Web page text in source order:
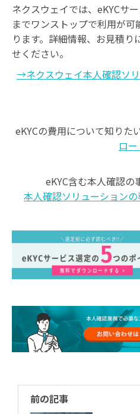
ネクスウェイでは、eKYCサ
までワンストップで利用が
ります。詳細情報、お見積
せください。
→ネクスウェイ本人確認ソ
eKYCの費用について知りた
ロー
eKYC含む本人確認の
本人確認ソリューション
前の記事